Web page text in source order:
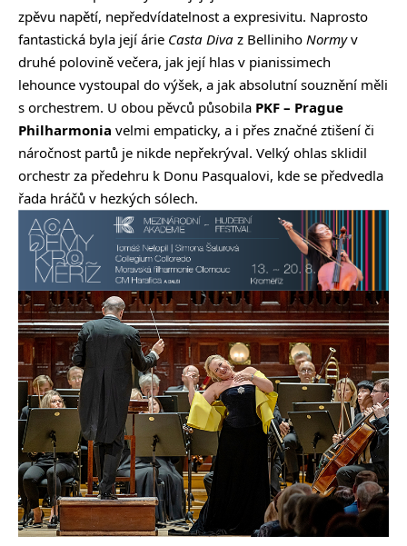
zpěvu napětí, nepředvídatelnost a expresivitu. Naprosto
fantastická byla její árie Casta Diva z Belliniho Normyv
druhé polovině večera, jak její hlas v pianissimech
lehounce vystoupal do výšek, a jak absolutní souznění měli
s orchestrem. U obou pěvců působila PKF – Prague
Philharmonia velmi empaticky, a i přes značné ztišení či
náročnost partů je nikde nepřekrýval. Velký ohlas sklidil
orchestr za předehru k Donu Pasqualovi, kde se předvedla
řada hráčů v hezkých sólech.